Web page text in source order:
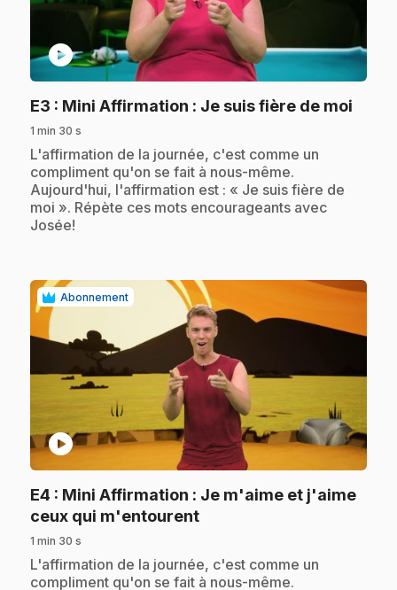
play_circle
E3 : Mini Affirmation : Je suis fière de moi
1 min 30 s
.L'affirmation de la journée, c'est comme un
compliment qu'on se fait à nous-même.
Aujourd'hui, l'affirmation est : « Je suis fière de
moi ». Répète ces mots encourageants avec
Josée!
Abonnement
play_circle
E4 : Mini Affirmation : Je m'aime et j'aime
ceux qui m'entourent.
1 min 30 s
.L'affirmation de la journée, c'est comme un
compliment qu'on se fait à nous-même.